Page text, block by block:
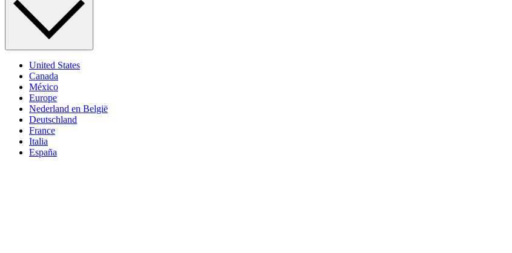
United States
Canada
México
Europe
Nederland en België
Deutschland
France
Italia
España